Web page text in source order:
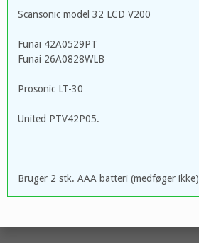
Scansonic model 32 LCD V200
Funai 42A0529PT
Funai 26A0828WLB
Prosonic LT-30
United PTV42P05.
Bruger 2 stk. AAA batteri (medføger ikke)